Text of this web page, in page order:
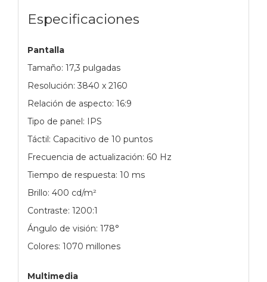
Especificaciones
Pantalla
Tamaño: 17,3 pulgadas
Resolución: 3840 x 2160
Relación de aspecto: 16:9
Tipo de panel: IPS
Táctil: Capacitivo de 10 puntos
Frecuencia de actualización: 60 Hz
Tiempo de respuesta: 10 ms
Brillo: 400 cd/m²
Contraste: 1200:1
Ángulo de visión: 178°
Colores: 1070 millones
Multimedia